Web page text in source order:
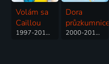
Volám sa
Caillou
1997-2010 | Kanada | Animovaný, Rodinný, Dobrodružný, Drama, Fantasy, Komedie
Dora
průzkumnice
2000-2019 | Kanada, USA | Animovaný, Dobrodružný, Hudební, Komedie, Pohádka, Rodinný, Fantasy